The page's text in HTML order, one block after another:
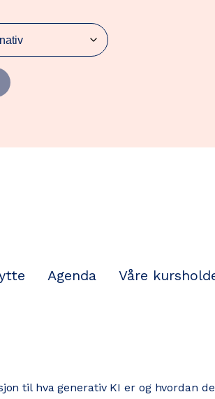
til hva generativ KI er og hvordan
Agenda Våre